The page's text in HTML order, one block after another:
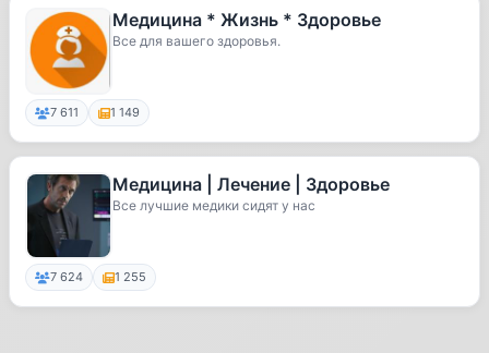
Медицина * Жизнь * Здоровье
Все для вашего здоровья.
7 611 1 149
Медицина | Лечение | Здоровье
Все лучшие медики сидят у нас
7 624 1 255